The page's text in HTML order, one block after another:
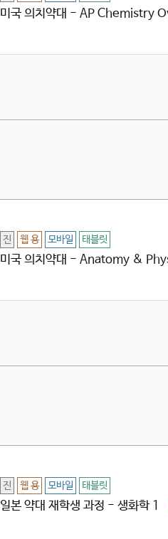
미국 의치약대 - AP Chemistry
진 웹 용 모바일 태블릿
미국 의치약대 - Anatomy &
진 웹 용 모바일 태블릿
일본 약대 재학생 과정 - 생화학 1